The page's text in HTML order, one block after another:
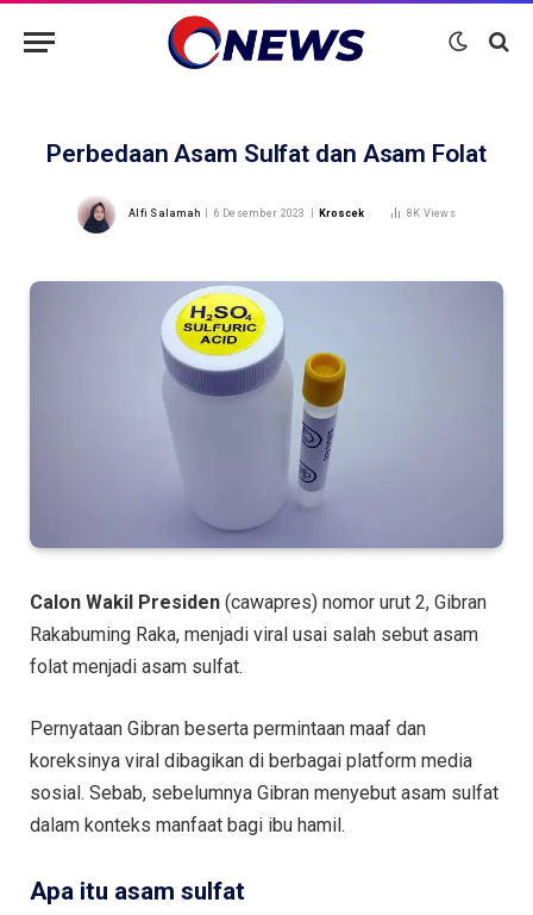
Perbedaan Asam Sulfat dan Asam Folat
Alfi Salamah 6 Desember 2023 Kroscek 8K Views
Calon Wakil Presiden (cawapres) nomor urut 2, Gibran
Rakabuming Raka, menjadi viral usai salah sebut asam
folat menjadi asam sulfat.
Pernyataan Gibran beserta permintaan maaf dan
koreksinya viral dibagikan di berbagai platform media
sosial. Sebab, sebelumnya Gibran menyebut asam sulfat
dalam konteks manfaat bagi ibu hamil.
Apa itu asam sulfat